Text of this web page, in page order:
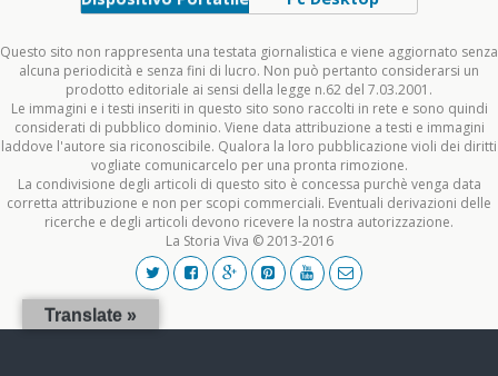
Questo sito non rappresenta una testata giornalistica e viene aggiornato senza
alcuna periodicità e senza fini di lucro. Non può pertanto considerarsi un
prodotto editoriale ai sensi della legge n.62 del 7.03.2001.
Le immagini e i testi inseriti in questo sito sono raccolti in rete e sono quindi
considerati di pubblico dominio. Viene data attribuzione a testi e immagini
laddove l'autore sia riconoscibile. Qualora la loro pubblicazione violi dei diritti
vogliate comunicarcelo per una pronta rimozione.
La condivisione degli articoli di questo sito è concessa purchè venga data
corretta attribuzione e non per scopi commerciali. Eventuali derivazioni delle
ricerche e degli articoli devono ricevere la nostra autorizzazione.
La Storia Viva © 2013-2016
Translate »